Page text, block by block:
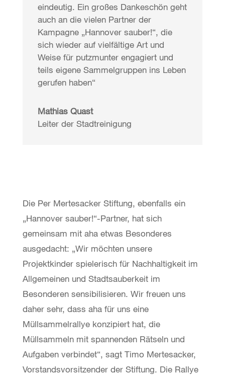
eindeutig. Ein großes Dankeschön geht
auch an die vielen Partner der
Kampagne „Hannover sauber!“, die
sich wieder auf vielfältige Art und
Weise für putzmunter engagiert und
teils eigene Sammelgruppen ins Leben
gerufen haben“
Mathias Quast
Leiter der Stadtreinigung
Die Per Mertesacker Stiftung, ebenfalls ein
„Hannover sauber!“-Partner, hat sich
gemeinsam mit aha etwas Besonderes
ausgedacht: „Wir möchten unsere
Projektkinder spielerisch für Nachhaltigkeit im
Allgemeinen und Stadtsauberkeit im
Besonderen sensibilisieren. Wir freuen uns
daher sehr, dass aha für uns eine
Müllsammelrallye konzipiert hat, die
Müllsammeln mit spannenden Rätseln und
Aufgaben verbindet“, sagt Timo Mertesacker,
Vorstandsvorsitzender der Stiftung. Die Rallye